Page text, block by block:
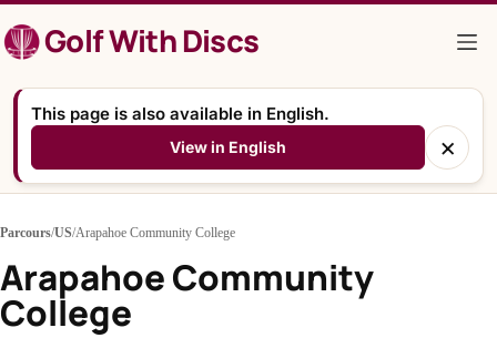
Inhalt
springenGolf With Discs
This page is also available in English.
View in English ×
Parcours/US/Arapahoe Community College
Arapahoe Community
College